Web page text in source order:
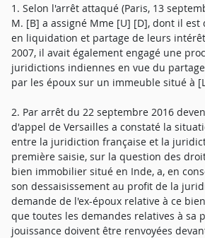
1. Selon l'arrêt attaqué (Paris, 13
M. [B] a assigné Mme [U] [D], dont il est
en liquidation et partage de leurs
2007, il avait également engagé une
juridictions indiennes en vue du
par les époux sur un immeuble situé à
2. Par arrêt du 22 septembre 2016
d'appel de Versailles a constaté la
entre la juridiction française et la
première saisie, sur la question des
bien immobilier situé en Inde, a, en
son dessaisissement au profit de la
demande de l'ex-époux relative à ce
que toutes les demandes relatives à sa
jouissance doivent être renvoyées